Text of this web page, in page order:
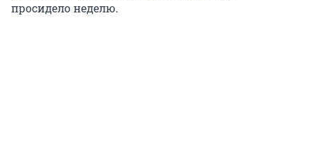
просидело неделю.